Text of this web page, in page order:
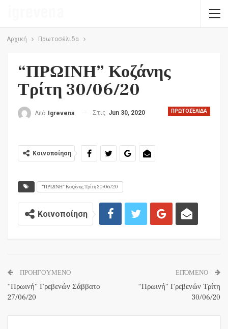
Αρχική Πρωτοσέλιδα
“ΠΡΩΙΝΗ” Κοζάνης
Τρίτη 30/06/20
ΠΡΩΤΟΣΈΛΙΔΑ
Από Igrevena Στις Jun 30, 2020
Κοινοποίηση
“ΠΡΩΙΝΗ” Κοζάνης Τρίτη 30/06/20
Κοινοποίηση
ΠΡΟΗΓΟΎΜΕΝΟ
“Πρωινή” Γρεβενών Σάββατο
27/06/20
ΕΠΌΜΕΝΟ
“Πρωινή” Γρεβενών Τρίτη
30/06/20